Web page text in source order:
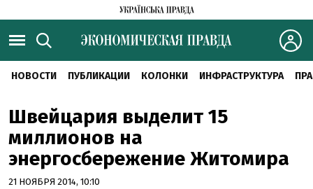
НОВОСТИ ПУБЛИКАЦИИ КОЛОНКИ ИНФРАСТРУКТУРА
Швейцария выделит 15
миллионов на
энергосбережение Житомира
21 НОЯБРЯ 2014, 10:10